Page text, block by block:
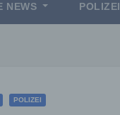
NEWS POLIZEI
POLIZEI